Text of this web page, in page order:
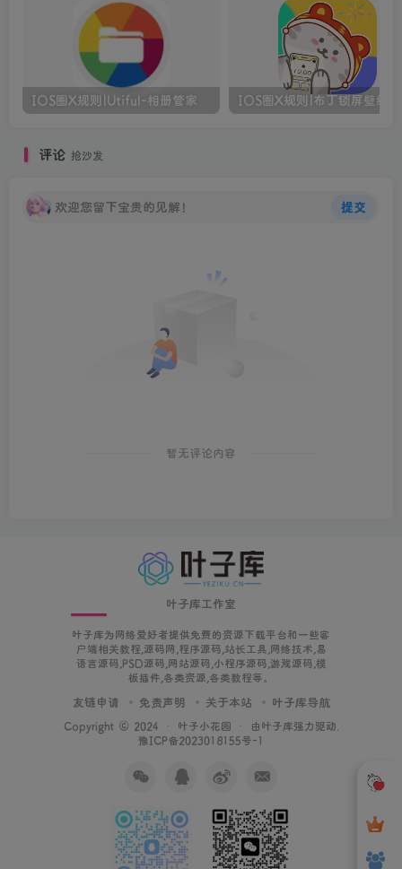
IOS圈X规则|Utiful-相册管家 IOS圈X规则|布丁锁屏壁纸
评论 抢沙发
欢迎您留下宝贵的见解！ 提交
暂无评论内容
叶子库工作室
叶子库为网络爱好者提供免费的资源下载平台和一些客
户端相关教程,源码网,程序源码,站长工具,网络技术,易
语言源码,PSD源码,网站源码,小程序源码,游戏源码,模
板插件,各类资源,各类教程等。
友链申请 免责声明 关于本站 叶子库导航
Copyright © 2024 · 叶子小花园 · 由 叶子库强力驱动.
豫ICP备2023018155号-1